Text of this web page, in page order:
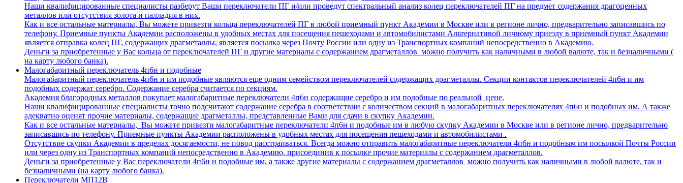
Наши квалифицированные специалисты разберут Ваши переключатели ПГ и/или проведут спектральный анализ колец переключателей ПГ на предмет содержания драгоценных
металлов или отсутствия золота и палладия в них.
Как и все остальные материалы, Вы можете привезти кольца переключателей ПГ в любой приемный пункт Академии в Москве или в регионе лично, предварительно записавшись по
телефону. Приемные пункты Академии расположены в удобных местах для посещения пешеходами и автомобилистами Альтернативой личному приезду в приемный пункт Академии
является отправка колец ПГ, содержащих драгметаллы, является посылка через Почту России или одну из Транспортных компаний непосредственно в Академию.
Деньги за приобретенные у Вас кольца от переключателей ПГ и другие материалы с содержанием драгметаллов можно получить как наличными в любой валюте, так и безналичными (
на карту любого банка).
Малогабаритный переключатель 4п6н и подобные
Малогабаритный переключатель 4п6н и им подобные являются еще одним семейством переключателей содержащих драгметаллы. Секции контактов переключателей 4п6н и им
подобных содержат серебро. Содержание серебра считается по секциям.
Академия благородных металлов покупает малогабаритные переключатели 4п6н содержащие серебро и им подобные по реальной цене.
Наши квалифицированные специалисты точно подсчитают содержание серебра в соответствии с количеством секций в малогабаритных переключателях 4п6н и подобных им. А также
адекватно оценят прочие материалы, содержащие драгметаллы, представленные Вами для сдачи в скупку Академии.
Как и все остальные материалы, Вы можете привезти малогабаритные переключатели 4п6н и подобные им в любую скупку Академии в Москве или в регионе лично, предварительно
записавшись по телефону. Приемные пункты Академии расположены в удобных местах для посещения пешеходами и автомобилистами .
Отсутствие скупки Академии в пределах досягаемости, не повод расстраиваться. Всегда можно отправить малогабаритные переключатели 4п6н и подобным им посылкой Почты России
или через одну из Транспортных компаний непосредственно в Академию, присоединив к посылке прочие материалы с содержанием драгметаллов.
Деньги за приобретенные у Вас переключатели 4п6н и подобные им, а также другие материалы с содержанием драгметаллов можно получить как наличными в любой валюте, так и
безналичными (на карту любого банка).
Переключатели МП12В